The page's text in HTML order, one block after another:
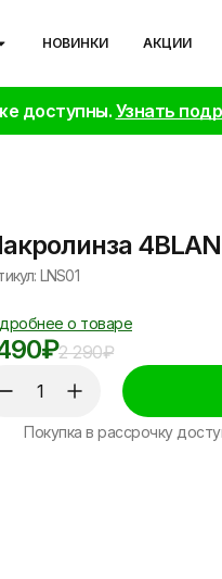
НОВИНКИ АКЦИИ
доступны. Узнать
LNS01
о товаре
2 290₽
₽
Покупка в рассрочку